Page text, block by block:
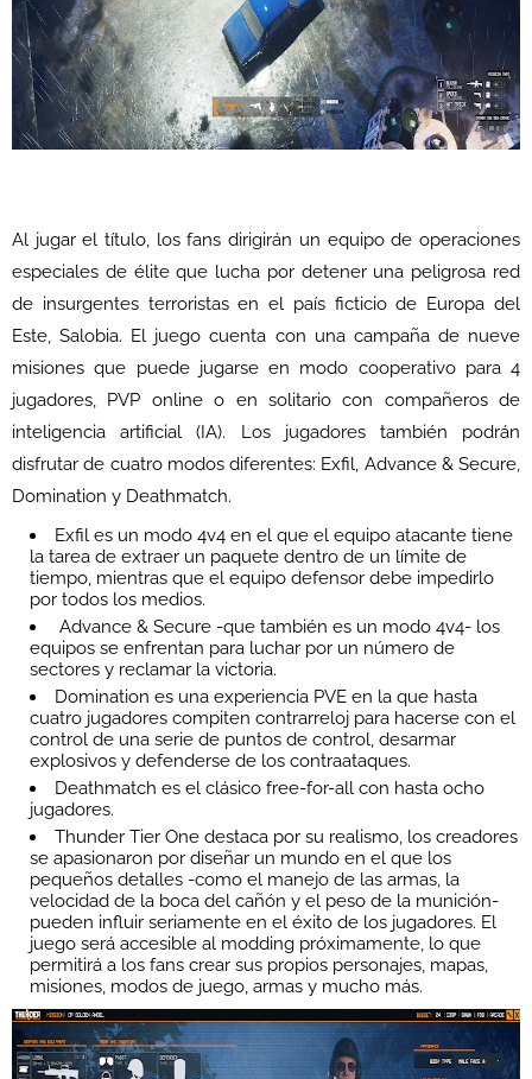
Al jugar el título, los fans dirigirán un equipo de operaciones
especiales de élite que lucha por detener una peligrosa red
de insurgentes terroristas en el país ficticio de Europa del
Este, Salobia. El juego cuenta con una campaña de nueve
misiones que puede jugarse en modo cooperativo para 4
jugadores, PVP online o en solitario con compañeros de
inteligencia artificial (IA). Los jugadores también podrán
disfrutar de cuatro modos diferentes: Exfil, Advance & Secure,
Domination y Deathmatch.
Exfil es un modo 4v4 en el que el equipo atacante tiene
la tarea de extraer un paquete dentro de un límite de
tiempo, mientras que el equipo defensor debe impedirlo
por todos los medios.
Advance & Secure -que también es un modo 4v4- los
equipos se enfrentan para luchar por un número de
sectores y reclamar la victoria.
Domination es una experiencia PVE en la que hasta
cuatro jugadores compiten contrarreloj para hacerse con el
control de una serie de puntos de control, desarmar
explosivos y defenderse de los contraataques.
Deathmatch es el clásico free-for-all con hasta ocho
jugadores.
Thunder Tier One destaca por su realismo, los creadores
se apasionaron por diseñar un mundo en el que los
pequeños detalles -como el manejo de las armas, la
velocidad de la boca del cañón y el peso de la munición-
pueden influir seriamente en el éxito de los jugadores. El
juego será accesible al modding próximamente, lo que
permitirá a los fans crear sus propios personajes, mapas,
misiones, modos de juego, armas y mucho más.